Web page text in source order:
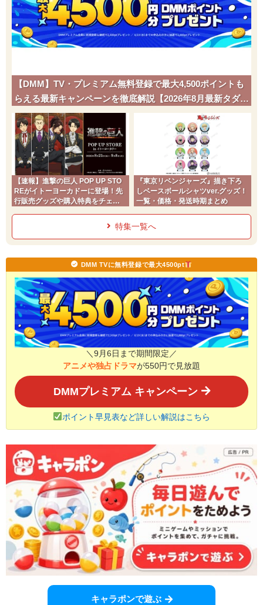
【DMM】TV・プレミアム無料登録で最大4,500ポイントも
らえる最新キャンペーンを徹底解説【2026年8月最新タダポ
チ】
【速報】進撃の巨人 POP UP STO
REがイトーヨーカドーに登場！先
行販売グッズや購入特典をチェッ
『東京リベンジャーズ』描き下ろ
しベースボールシャツver.グッズ！
一覧・価格・発送時期まとめ
特集一覧へ
DMM TVに無料登録で最大4500pt
＼9月6日まで期間限定／
アニメや独占ドラマが550円で見放題
DMMプレミアム キャンペーン
ポイント早見表など詳しい解説はこちら
キャラポンで遊ぶ